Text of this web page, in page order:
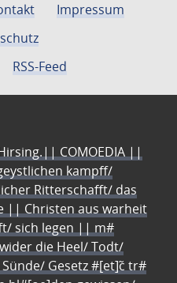
Impressum
RSS-Feed
COMOEDIA ||
kampff/
Ritterschafft/ das
|| Christen aus warheit
sich legen || m#
die Heel/ Todt/
Gesetz #[et]c̃ tr#